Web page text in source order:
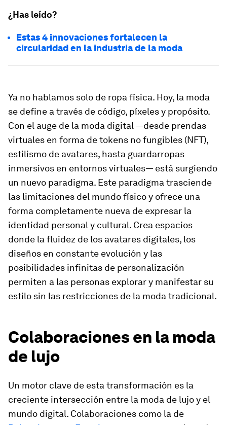
¿Has leído?
Estas 4 innovaciones fortalecen la
circularidad en la industria de la moda
Ya no hablamos solo de ropa física. Hoy, la moda
se define a través de código, píxeles y propósito.
Con el auge de la moda digital —desde prendas
virtuales en forma de tokens no fungibles (NFT),
estilismo de avatares, hasta guardarropas
inmersivos en entornos virtuales— está surgiendo
un nuevo paradigma. Este paradigma trasciende
las limitaciones del mundo físico y ofrece una
forma completamente nueva de expresar la
identidad personal y cultural. Crea espacios
donde la fluidez de los avatares digitales, los
diseños en constante evolución y las
posibilidades infinitas de personalización
permiten a las personas explorar y manifestar su
estilo sin las restricciones de la moda tradicional.
Colaboraciones en la moda
de lujo
Un motor clave de esta transformación es la
creciente intersección entre la moda de lujo y el
mundo digital. Colaboraciones como la de